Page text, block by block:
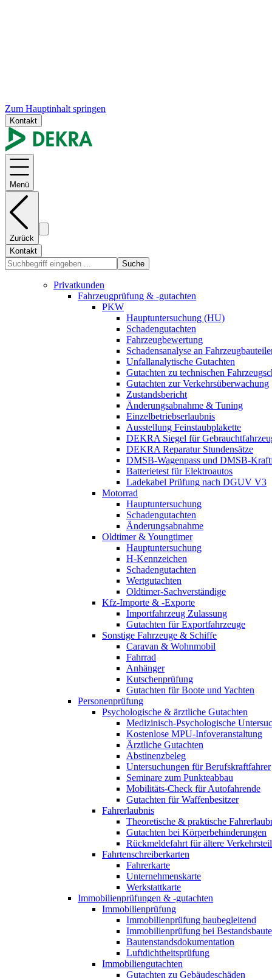
Zum Hauptinhalt springen
Kontakt
Menü
Zurück
Kontakt
Suche
Privatkunden
Fahrzeugprüfung & -gutachten
PKW
Hauptuntersuchung (HU)
Schadengutachten
Fahrzeugbewertung
Schadensanalyse an
Unfallanalytische Gutachten
Gutachten zu technischen
Gutachten zur Verkehrsüberwachung
Zustandsbericht
Änderungsabnahme & Tuning
Einzelbetriebserlaubnis
Ausstellung Feinstaubplakette
DEKRA Siegel für
DEKRA Reparatur Stundensätze
DMSB-Wagenpass und DMSB-
Batterietest für Elektroautos
Ladekabel Prüfung nach DGUV V3
Motorrad
Hauptuntersuchung
Schadengutachten
Änderungsabnahme
Oldtimer & Youngtimer
Hauptuntersuchung
H-Kennzeichen
Schadengutachten
Wertgutachten
Oldtimer-Sachverständige
Kfz-Importe & -Exporte
Importfahrzeug Zulassung
Gutachten für Exportfahrzeuge
Sonstige Fahrzeuge & Schiffe
Caravan & Wohnmobil
Fahrrad
Anhänger
Kutschenprüfung
Gutachten für Boote und Yachten
Personenprüfung
Psychologische & ärztliche Gutachten
Medizinisch-Psychologische
Kostenlose MPU-Infoveranstaltung
Ärztliche Gutachten
Abstinenzbeleg
Untersuchungen für Berufskraftfahrer
Seminare zum Punkteabbau
Mobilitäts-Check für Autofahrende
Gutachten für Waffenbesitzer
Fahrerlaubnis
Theoretische & praktische
Gutachten bei Körperbehinderungen
Rückmeldefahrt für ältere
Fahrtenschreiberkarten
Fahrerkarte
Unternehmenskarte
Werkstattkarte
Immobilienprüfungen & -gutachten
Immobilienprüfung
Immobilienprüfung baubegleitend
Immobilienprüfung bei
Bautenstandsdokumentation
Luftdichtheitsprüfung
Immobiliengutachten
Gutachten zu Gebäudeschäden